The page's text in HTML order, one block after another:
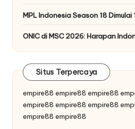
MPL Indonesia Season 18
ONIC di MSC 2026: Harapan
Situs Terpercaya
empire88 empire88 empire88
empire88 empire88 empire88
empire88 empire88